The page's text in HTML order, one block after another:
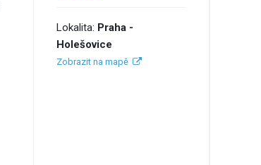
Lokalita: Praha -
Holešovice
Zobrazit na mapě